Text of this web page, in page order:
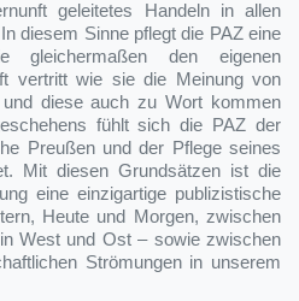
geleitetes Handeln in allen
diesem Sinne pflegt die PAZ eine
gleichermaßen den eigenen
vertritt wie sie die Meinung von
diese auch zu Wort kommen
fühlt sich die PAZ der
Preußen und der Pflege seines
Mit diesen Grundsätzen ist die
eine einzigartige publizistische
Heute und Morgen, zwischen
West und Ost – sowie zwischen
Strömungen in unserem